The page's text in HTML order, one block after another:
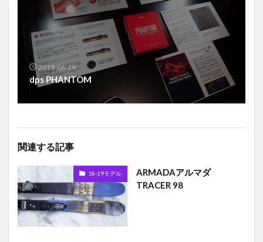
2018-06-19
dps PHANTOM
関連する記事
18-19モデル
ARMADAアルマダ
TRACER 98